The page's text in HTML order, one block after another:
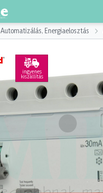
Automatizálás, Energiaelosztás
ingyenes
kiszállítás